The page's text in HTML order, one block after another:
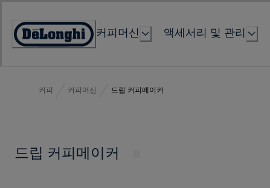
Content
Accessibility
커피머신 액세서리 및 관리
커피 커피머신 드립 커피메이커
드립 커피메이커